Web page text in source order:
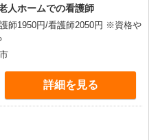
人ホームでの看護師
師1950円/看護師2050円 ※資格や
詳細を見る